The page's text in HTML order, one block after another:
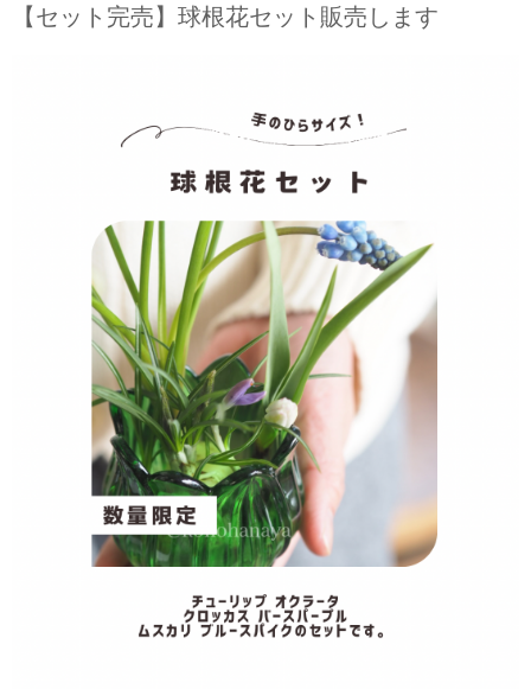
【セット完売】球根花セット販売します